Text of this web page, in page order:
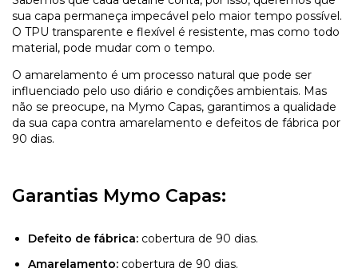
sua capa permaneça impecável pelo maior tempo possível.
O TPU transparente e flexível é resistente, mas como todo
material, pode mudar com o tempo.
O amarelamento é um processo natural que pode ser
influenciado pelo uso diário e condições ambientais. Mas
não se preocupe, na Mymo Capas, garantimos a qualidade
da sua capa contra amarelamento e defeitos de fábrica por
90 dias.
Garantias Mymo Capas:
Defeito de fábrica: cobertura de 90 dias.
Amarelamento: cobertura de 90 dias.